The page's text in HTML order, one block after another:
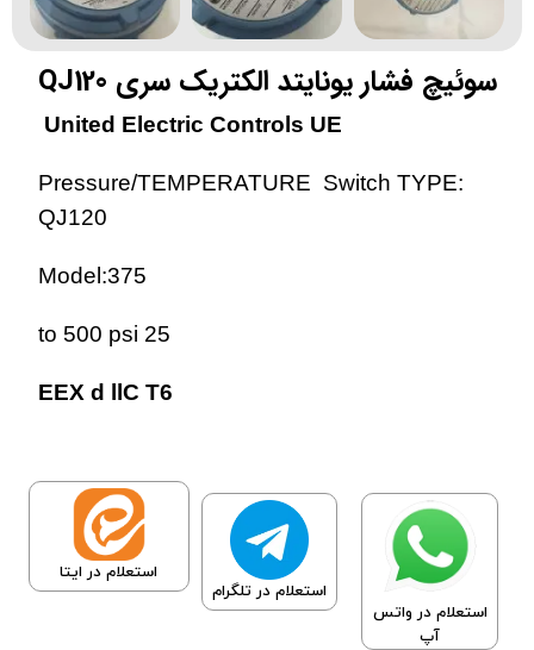
سوئیچ فشار یونایتد الکتریک سری QJ120
United Electric Controls UE
Pressure/TEMPERATURE Switch TYPE:
QJ120
Model:375
25 to 500 psi
EEX d llC T6
استعلام در واتس
آپ
استعلام در تلگرام
استعلام در ایتا